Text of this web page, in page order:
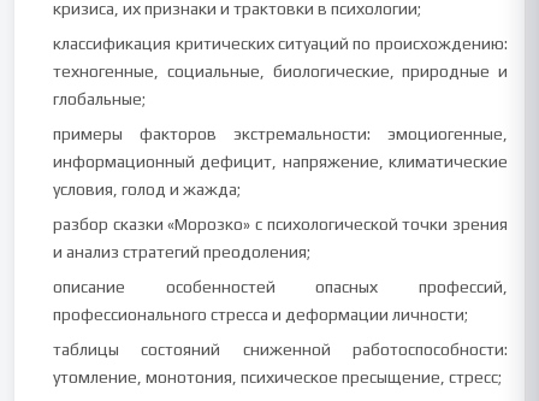
кризиса, их признаки и трактовки в психологии;
классификация критических ситуаций по происхождению:
техногенные, социальные, биологические, природные и
глобальные;
примеры факторов экстремальности: эмоциогенные,
информационный дефицит, напряжение, климатические
условия, голод и жажда;
разбор сказки «Морозко» с психологической точки зрения
и анализ стратегий преодоления;
описание особенностей опасных профессий,
профессионального стресса и деформации личности;
таблицы состояний сниженной работоспособности:
утомление, монотония, психическое пресыщение, стресс;